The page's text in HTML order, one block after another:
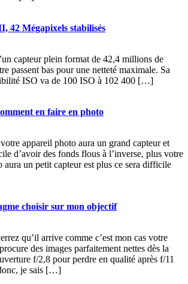
42 Mégapixels stabilisés
capteur plein format de 42,4 millions de
passent bas pour une netteté maximale. Sa
ISO va de 100 ISO à 102 400 […]
en faire en photo
appareil photo aura un grand capteur et
d’avoir des fonds flous à l’inverse, plus votre
aura un petit capteur est plus ce sera difficile
choisir sur mon objectif
qu’il arrive comme c’est mon cas votre
des images parfaitement nettes dès la
f/2,8 pour perdre en qualité après f/11
je sais […]